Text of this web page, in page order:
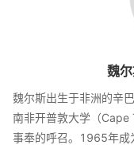
魏尔
魏尔斯出生于非洲的辛
南非开普敦大学（Cape
事奉的呼召。1965年成